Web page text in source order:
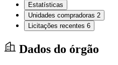
Estatísticas
Unidades compradoras 2
Licitações recentes 6
Dados do órgão